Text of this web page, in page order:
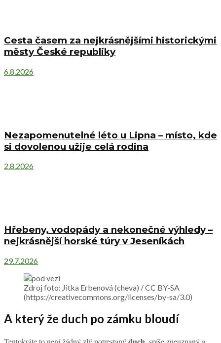
Cesta časem za nejkrásnějšími historickými
městy České republiky
6.8.2026
Nezapomenutelné léto u Lipna – místo, kde
si dovolenou užije celá rodina
2.8.2026
Hřebeny, vodopády a nekonečné výhledy –
nejkrásnější horské túry v Jeseníkách
29.7.2026
Zdroj foto: Jitka Erbenová (cheva) / CC BY-SA
(https://creativecommons.org/licenses/by-sa/3.0)
A který že duch po zámku bloudí